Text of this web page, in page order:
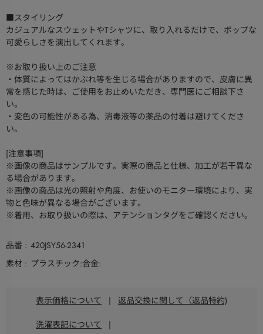
■スタイリング
カジュアルなスウェットやTシャツに、取り入れるだけで、ポップな
可愛らしさを演出してくれます。
※お取り扱い上のご注意
・体質によってはかぶれ等を生じる場合がありますので、皮膚に異
常を感じた時は、ご使用をお止めいただき、専門医にご相談下さ
い。
・変色の可能性がある為、消毒液等の薬品の付着は避けてくださ
い。
[注意事項]
※画像の商品はサンプルです。実際の商品と仕様、加工が若干異な
る場合があります。
※画像の商品は光の照射や角度、お使いのモニター環境により、実
物と色味が異なる場合がございます。
※着用、お取り扱いの際は、アテンションタグをご確認ください。
品番
420JSY56-2341
素材
プラスチック:合金:
表示価格について | 返品交換に関して（返品特約)
洗濯表記について |